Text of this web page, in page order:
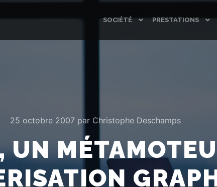
SOCIÉTÉ PRESTATIONS
25 octobre 2007 par Christophe Deschamps
UN